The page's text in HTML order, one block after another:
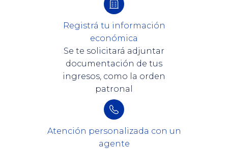
Registrá tu información
económica
Se te solicitará adjuntar
documentación de tus
ingresos, como la orden
patronal
Atención personalizada con un
agente